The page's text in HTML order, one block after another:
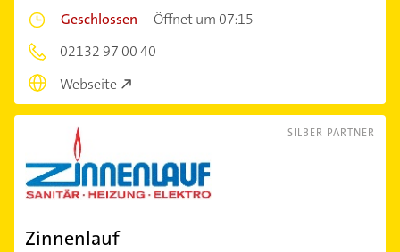
Geschlossen –Öffnet um 07:15
02132 97 00 40
Webseite
SILBER PARTNER
Zinnenlauf